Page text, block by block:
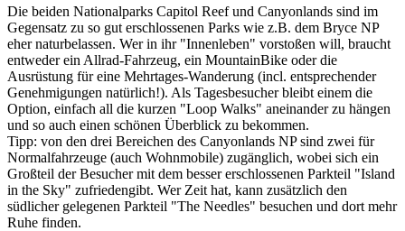
Die beiden Nationalparks Capitol Reef und Canyonlands sind im
Gegensatz zu so gut erschlossenen Parks wie z.B. dem Bryce NP
eher naturbelassen. Wer in ihr "Innenleben" vorstoßen will, braucht
entweder ein Allrad-Fahrzeug, ein MountainBike oder die
Ausrüstung für eine Mehrtages-Wanderung (incl. entsprechender
Genehmigungen natürlich!). Als Tagesbesucher bleibt einem die
Option, einfach all die kurzen "Loop Walks" aneinander zu hängen
und so auch einen schönen Überblick zu bekommen.
Tipp: von den drei Bereichen des Canyonlands NP sind zwei für
Normalfahrzeuge (auch Wohnmobile) zugänglich, wobei sich ein
Großteil der Besucher mit dem besser erschlossenen Parkteil "Island
in the Sky" zufriedengibt. Wer Zeit hat, kann zusätzlich den
südlicher gelegenen Parkteil "The Needles" besuchen und dort mehr
Ruhe finden.